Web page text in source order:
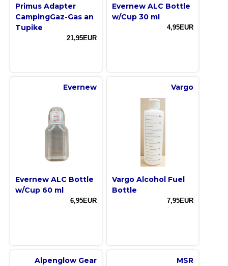
Primus Adapter
CampingGaz-Gas an
Tupike
21,95EUR
Evernew ALC Bottle
w/Cup 30 ml
4,95EUR
Evernew
Evernew ALC Bottle
w/Cup 60 ml
6,95EUR
Vargo
Vargo Alcohol Fuel
Bottle
7,95EUR
Alpenglow Gear MSR